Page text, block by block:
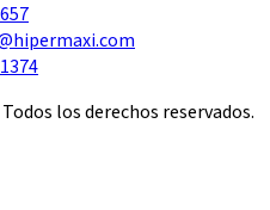
los derechos reservados.